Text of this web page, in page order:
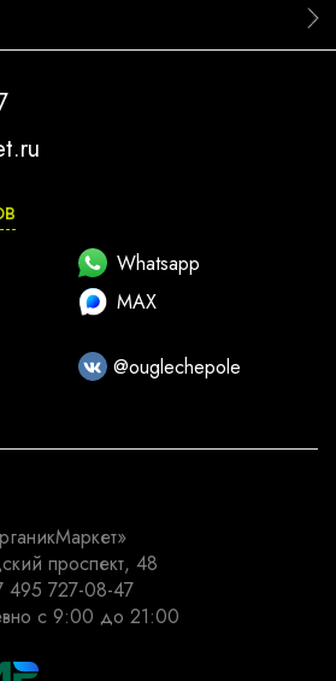
Whatsapp
MAX
@ouglechepole
проспект, 48
495 727-08-47
с 9:00 до 21:00